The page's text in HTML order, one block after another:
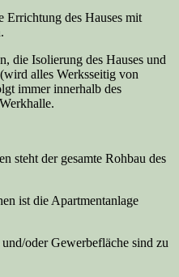
Errichtung des Hauses mit
die Isolierung des Hauses und
alles Werksseitig von
immer innerhalb des
steht der gesamte Rohbau des
ist die Apartmentanlage
oder Gewerbefläche sind zu